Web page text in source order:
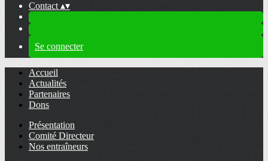
Contact ▴▾
Se connecter
Accueil
Actualités
Partenaires
Dons
Présentation
Comité Directeur
Nos entraîneurs